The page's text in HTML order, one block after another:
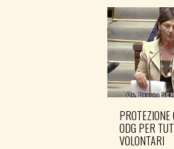
PROTEZIONE
ODG PER
VOLONTARI